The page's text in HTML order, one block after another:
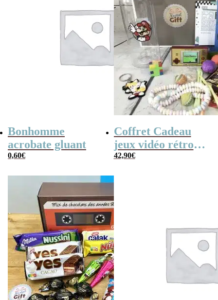
Bonhomme
acrobate gluant
0,60€
Coffret Cadeau
jeux vidéo rétro
(avec sa console de
42,90€